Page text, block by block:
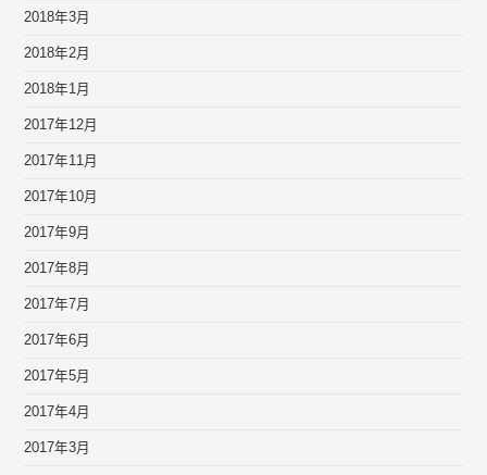
2018年3月
2018年2月
2018年1月
2017年12月
2017年11月
2017年10月
2017年9月
2017年8月
2017年7月
2017年6月
2017年5月
2017年4月
2017年3月